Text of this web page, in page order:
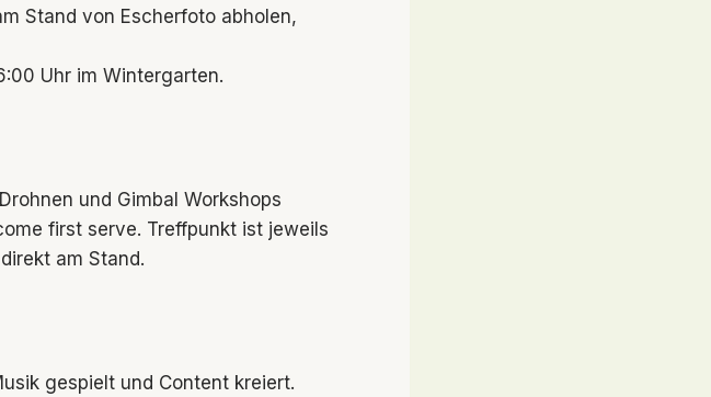
Stand von Escherfoto abholen,
Uhr im Wintergarten.
und Gimbal Workshops
first serve. Treffpunkt ist jeweils
am Stand.
gespielt und Content kreiert.